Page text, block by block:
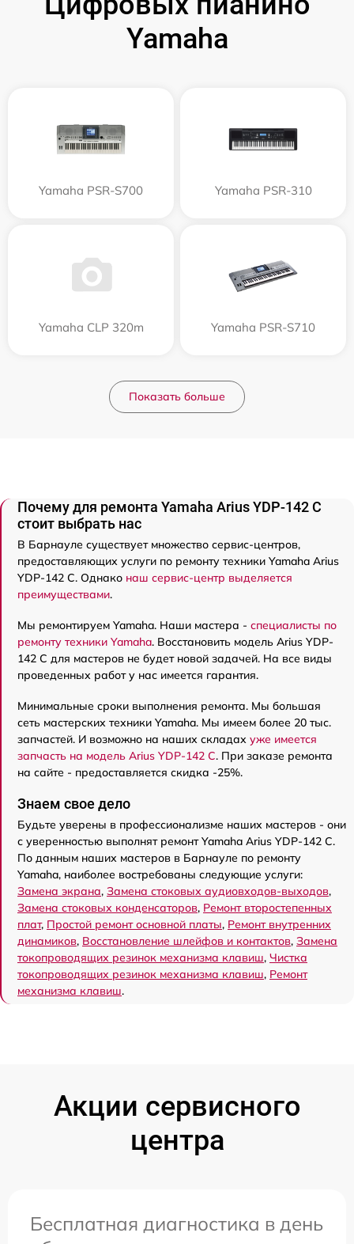
Yamaha
Yamaha PSR-S700 Yamaha PSR-310
Yamaha CLP 320m Yamaha PSR-S710
Показать больше
Почему для ремонта Yamaha Arius YDP-142 C
стоит выбрать нас
В Барнауле существует множество сервис-центров,
предоставляющих услуги по ремонту техники Yamaha Arius
YDP-142 C. Однако наш сервис-центр выделяется
преимуществами.
Мы ремонтируем Yamaha. Наши мастера - специалисты по
ремонту техники Yamaha. Восстановить модель Arius YDP-
142 C для мастеров не будет новой задачей. На все виды
проведенных работ у нас имеется гарантия.
Минимальные сроки выполнения ремонта. Мы большая
сеть мастерских техники Yamaha. Мы имеем более 20 тыс.
запчастей. И возможно на наших складах уже имеется
запчасть на модель Arius YDP-142 C. При заказе ремонта
на сайте - предоставляется скидка -25%.
Знаем свое дело
Будьте уверены в профессионализме наших мастеров - они
с уверенностью выполнят ремонт Yamaha Arius YDP-142 C.
По данным наших мастеров в Барнауле по ремонту
Yamaha, наиболее востребованы следующие услуги:
Замена экрана, Замена стоковых аудиовходов-выходов,
Замена стоковых конденсаторов, Ремонт второстепенных
плат, Простой ремонт основной платы, Ремонт внутренних
динамиков, Восстановление шлейфов и контактов, Замена
токопроводящих резинок механизма клавиш, Чистка
токопроводящих резинок механизма клавиш, Ремонт
механизма клавиш.
Акции сервисного
центра
Бесплатная диагностика в день